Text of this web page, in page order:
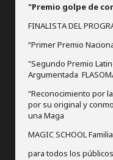
"Premio golpe de
FINALISTA DEL
“Primer Premio
"Segundo Premio
Argumentada
“Reconocimiento por
por su original y
una Maga
MAGIC SCHOOL
para todos los